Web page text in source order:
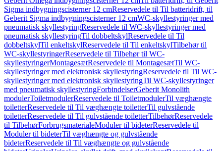
Sigma indbygningscisterner 12 cmReservedele til Til batteridrift, til
Geberit Sigma indbygningscisterner 12 cmWC-skyllestyringer med
pneumatisk skyllestyringReservedele til WC-skyllestyringer med
pneumatisk skyllestyringTil dobbeltskylReservedele til Til
dobbeltskylTil enkeltskylReservedele til Til enkeltskylTilbehør til
WC-skyllestyringerReservedele til Tilbehør til WC-
skyllestyringerMontagesætReservedele til MontagesætTil WC-
skyllestyringer med elektronisk skyllestyringReservedele til Til WC-
skyllestyringer med elektronisk skyllestyringTil WC-skyllestyringer
med pneumatisk skyllestyringForbindelserGeberit Monolith
modulerToiletmodulerReservedele til ToiletmodulerTil væghængte
toiletterReservedele til Til væghængte toiletterTil gulvstående
toiletterReservedele til Til gulvstående toiletterTilbehørReservedele
til TilbehørForbrugsmaterialeModuler til bideterReservedele til
Moduler til bideterTil væghængte og gulvstående
bideterReservedele til Til væghængte og gulvstående